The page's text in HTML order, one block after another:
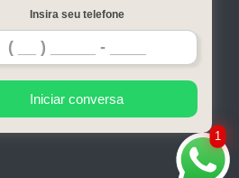
Serviços
Contato
Mapa do site
1
Insira seu telefone
Iniciar conversa